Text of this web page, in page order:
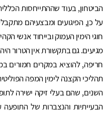
הביטחון, בעוד שההתייחסות
על כן, הפיגועים ומבצעיהם
חוגי הימין העמוק ובייחוד אנשי
מגיעים. גם בתקשורת אין הטרור
חריפה, להוציא במקרים חמורים
תהליכי הקצנה לימין המפה
השנים, שהם בעלי זיקה ישירה
הבעייתיות והנצברות של